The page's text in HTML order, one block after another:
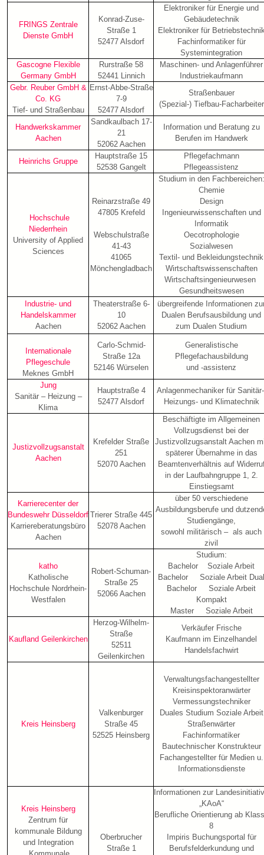
FRINGS Zentrale
Dienste GmbH
Konrad-Zuse-
Straße 1
52477 Alsdorf
Elektroniker für Energie und
Gebäudetechnik
Elektroniker für
Fachinformatiker für
Systemintegration
Gascogne Flexible
Germany GmbH
Rurstraße 58
52441 Linnich
Maschinen- und Anlagenführer
Industriekaufmann
Gebr. Reuber GmbH &
Co. KG
Tief- und Straßenbau
Ernst-Abbe-Straße
7-9
52477 Alsdorf
Straßenbauer
(Spezial-) Tiefbau-Facharbeiter
Handwerkskammer
Aachen
Sandkaulbach 17-
21
52062 Aachen
Information und Beratung zu
Berufen im Handwerk
Heinrichs Gruppe
Hauptstraße 15
52538 Gangelt
Pflegefachmann
Pflegeassistenz
Hochschule
Niederrhein
University of Applied
Sciences
Reinarzstraße 49
47805 Krefeld
Webschulstraße
41-43
41065
Mönchengladbach
Studium in den Fachbereichen:
Chemie
Design
Ingenieurwissenschaften und
Informatik
Oecotrophologie
Sozialwesen
Textil- und Bekleidungstechnik
Wirtschaftswissenschaften
Wirtschaftsingenieurwesen
Gesundheitswesen
Industrie- und
Handelskammer
Aachen
Theaterstraße 6-
10
52062 Aachen
übergreifende Informationen
Dualen Berufsausbildung und
zum Dualen Studium
Internationale
Pflegeschule
Meknes GmbH
Carlo-Schmid-
Straße 12a
52146 Würselen
Generalistische
Pflegefachausbildung
und -assistenz
Jung
Sanitär – Heizung –
Klima
Hauptstraße 4
52477 Alsdorf
Anlagenmechaniker für
Heizungs- und Klimatechnik
Justizvollzugsanstalt
Aachen
Krefelder Straße
251
52070 Aachen
Beschäftigte im Allgemeinen
Vollzugsdienst bei der
Justizvollzugsanstalt Aachen
späterer Übernahme in das
Beamtenverhältnis auf
in der Laufbahngruppe 1, 2.
Einstiegsamt
Karrierecenter der
Bundeswehr Düsseldorf
Karriereberatungsbüro
Aachen
Trierer Straße 445
52078 Aachen
über 50 verschiedene
Ausbildungsberufe und
Studiengänge,
sowohl militärisch – als auch
zivil
katho
Katholische
Hochschule Nordrhein-
Westfalen
Robert-Schuman-
Straße 25
52066 Aachen
Studium:
Bachelor Soziale Arbeit
Bachelor Soziale Arbeit Dual
Bachelor Soziale Arbeit
Kompakt
Master Soziale Arbeit
Kaufland Geilenkirchen
Herzog-Wilhelm-
Straße
52511
Geilenkirchen
Verkäufer Frische
Kaufmann im Einzelhandel
Handelsfachwirt
Kreis Heinsberg
Valkenburger
Straße 45
52525 Heinsberg
Verwaltungsfachangestellter
Kreisinspektoranwärter
Vermessungstechniker
Duales Studium Soziale Arbeit
Straßenwärter
Fachinformatiker
Bautechnischer Konstrukteur
Fachangestellter für Medien u.
Informationsdienste
Kreis Heinsberg
Zentrum für
kommunale Bildung
und Integration
Oberbrucher
Straße 1
Informationen zur
„KAoA“
Berufliche Orientierung ab
8
Impiris Buchungsportal für
Berufsfelderkundung und